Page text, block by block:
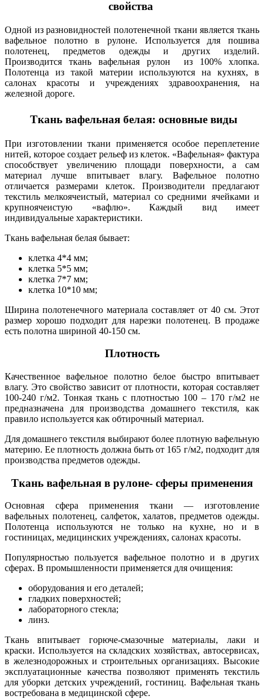
свойства
Одной из разновидностей полотенечной ткани является ткань
вафельное полотно в рулоне. Используется для пошива
полотенец, предметов одежды и других изделий.
Производится ткань вафельная рулон из 100% хлопка.
Полотенца из такой материи используются на кухнях, в
салонах красоты и учреждениях здравоохранения, на
железной дороге.
Ткань вафельная белая: основные виды
При изготовлении ткани применяется особое переплетение
нитей, которое создает рельеф из клеток. «Вафельная» фактура
способствует увеличению площади поверхности, а сам
материал лучше впитывает влагу. Вафельное полотно
отличается размерами клеток. Производители предлагают
текстиль мелкоячеистый, материал со средними ячейками и
крупноячеистую «вафлю». Каждый вид имеет
индивидуальные характеристики.
Ткань вафельная белая бывает:
клетка 4*4 мм;
клетка 5*5 мм;
клетка 7*7 мм;
клетка 10*10 мм;
Ширина полотенечного материала составляет от 40 см. Этот
размер хорошо подходит для нарезки полотенец. В продаже
есть полотна шириной 40-150 см.
Плотность
Качественное вафельное полотно белое быстро впитывает
влагу. Это свойство зависит от плотности, которая составляет
100-240 г/м2. Тонкая ткань с плотностью 100 – 170 г/м2 не
предназначена для производства домашнего текстиля, как
правило используется как обтирочный материал.
Для домашнего текстиля выбирают более плотную вафельную
материю. Ее плотность должна быть от 165 г/м2, подходит для
производства предметов одежды.
Ткань вафельная в рулоне- сферы применения
Основная сфера применения ткани — изготовление
вафельных полотенец, салфеток, халатов, предметов одежды.
Полотенца используются не только на кухне, но и в
гостиницах, медицинских учреждениях, салонах красоты.
Популярностью пользуется вафельное полотно и в других
сферах. В промышленности применяется для очищения:
оборудования и его деталей;
гладких поверхностей;
лабораторного стекла;
линз.
Ткань впитывает горюче-смазочные материалы, лаки и
краски. Используется на складских хозяйствах, автосервисах,
в железнодорожных и строительных организациях. Высокие
эксплуатационные качества позволяют применять текстиль
для уборки детских учреждений, гостиниц. Вафельная ткань
востребована в медицинской сфере.